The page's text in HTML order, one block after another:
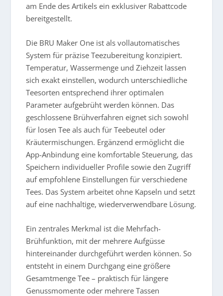
am Ende des Artikels ein exklusiver Rabattcode
bereitgestellt.
Die BRU Maker One ist als vollautomatisches
System für präzise Teezubereitung konzipiert.
Temperatur, Wassermenge und Ziehzeit lassen
sich exakt einstellen, wodurch unterschiedliche
Teesorten entsprechend ihrer optimalen
Parameter aufgebrüht werden können. Das
geschlossene Brühverfahren eignet sich sowohl
für losen Tee als auch für Teebeutel oder
Kräutermischungen. Ergänzend ermöglicht die
App-Anbindung eine komfortable Steuerung, das
Speichern individueller Profile sowie den Zugriff
auf empfohlene Einstellungen für verschiedene
Tees. Das System arbeitet ohne Kapseln und setzt
auf eine nachhaltige, wiederverwendbare Lösung.
Ein zentrales Merkmal ist die Mehrfach-
Brühfunktion, mit der mehrere Aufgüsse
hintereinander durchgeführt werden können. So
entsteht in einem Durchgang eine größere
Gesamtmenge Tee – praktisch für längere
Genussmomente oder mehrere Tassen